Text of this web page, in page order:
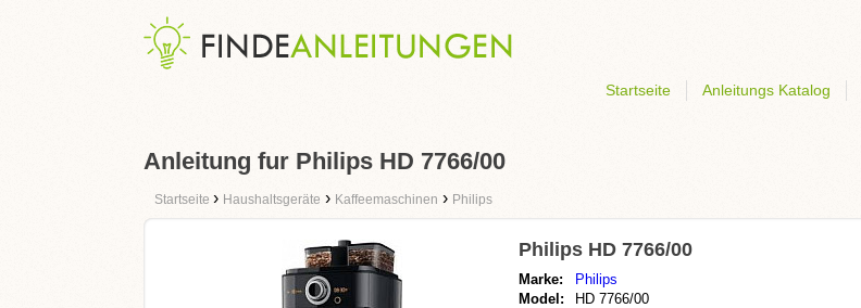
Startseite Anleitungs Katalog
Anleitung fur Philips HD 7766/00
Startseite › Haushaltsgeräte › Kaffeemaschinen › Philips
Philips HD 7766/00
Marke:
Philips
Model:
HD 7766/00